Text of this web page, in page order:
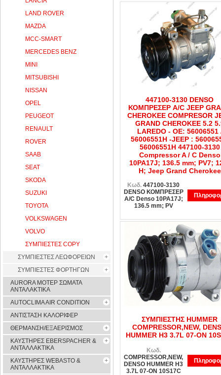
447100-3130 DENSO
ΚΟΜΠΡΕΣΕΡ A/C JEEP
CHEROKEE COMPRESOR
GRAND CHEROKEE 5.2
LAREDO - OE: 56006551
56006551H -JEEP :
56006551H 447100-3130
Compressor A / C Denso
10PA17J; 136.5 mm; PV7;
H; Jeep Grand Cherokee
Κωδ. 447100-3130
DENSO ΚΟΜΠΡΕΣΕΡ
A/C Denso 10PA17J;
136.5 mm; PV
ΣΥΜΠΙΕΣΤΗΣ HUMMER
COMPRESSOR,NEW,
HUMMER H3 3.7L 07-ON
Κωδ.
COMPRESSOR,NEW,
DENSO HUMMER H3
3.7L 07-ON 10S17C
LAND ROVER
MAZDA
MCC-SMART
MERCEDES BENZ
MINI
MITSUBISHI
NISSAN
OPEL
PEUGEOT
RENAULT
ROVER
SAAB
SEAT
SKODA
SUZUKI
TOYOTA
VOLKSWAGEN
VOLVO
ΣΥΜΠΙΕΣΤΕΣ COPY
ΣΥΜΠΙΕΣΤΕΣ ΛΕΩΦΟΡΕΙΩΝ
ΣΥΜΠΙΕΣΤΕΣ ΦΟΡΤΗΓΩΝ
AURORA ΜΟΤΕΡ ΣΩΜΑΤΑ
ΑΝΤΑΛΑΚΤΙΚΑ
AUTOCLIMA AIR CONDITION
ΑΝΤΙΣΤΑΣΗ ΚΑΛΟΡΙΦΕΡ
ΘΕΡΜΑΝΣΗ/ΕΞΑΕΡΙΣΜΟΣ
ΚΑΥΣΤΗΡΕΣ EBERSPACHER &
ΑΝΤΑΛΛΑΚΤΙΚΑ
ΚΑΥΣΤΗΡΕΣ WEBASTO &
ΑΝΤΑΛΛΑΚΤΙΚΑ